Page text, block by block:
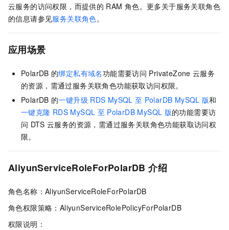
云服务的访问权限，而提供的 RAM 角色。 更多关于服务关联角色
的信息请参见服务关联角色。
应用场景
PolarDB 的绑定私有域名功能需要访问 PrivateZone 云服务
的资源，需通过服务关联角色功能获取访问权限。
PolarDB 的一键升级 RDS MySQL 至 PolarDB MySQL 版和
一键克隆 RDS MySQL 至 PolarDB MySQL 版的功能需要访
问 DTS 云服务的资源，需通过服务关联角色功能获取访问权
限。
AliyunServiceRoleForPolarDB 介绍
角色名称：AliyunServiceRoleForPolarDB
角色权限策略：AliyunServiceRolePolicyForPolarDB
权限说明：